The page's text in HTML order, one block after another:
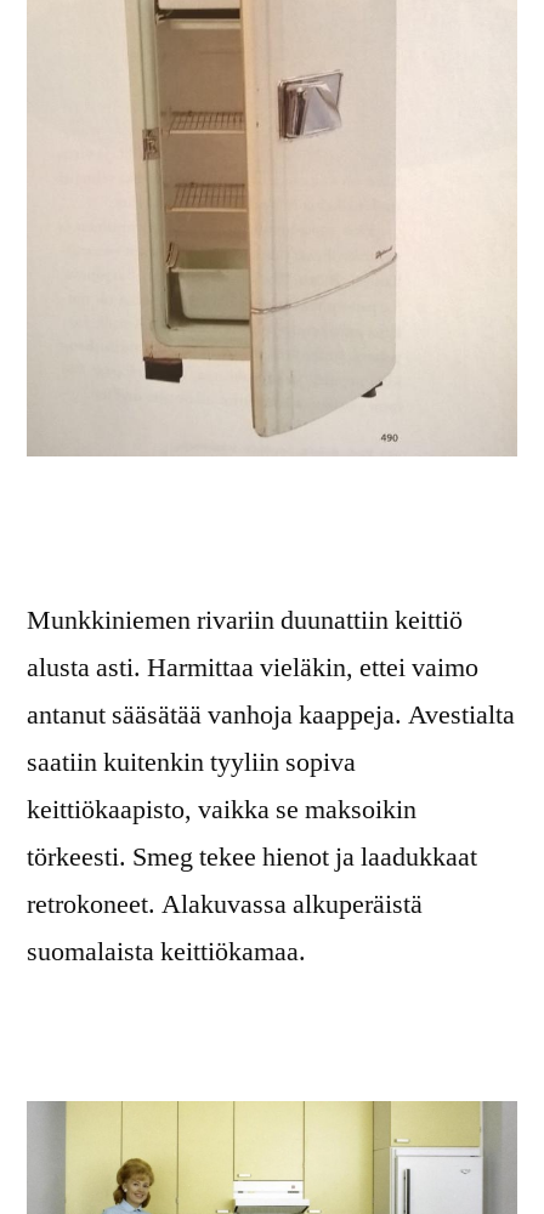
Munkkiniemen rivariin duunattiin keittiö
alusta asti. Harmittaa vieläkin, ettei vaimo
antanut sääsätää vanhoja kaappeja. Avestialta
saatiin kuitenkin tyyliin sopiva
keittiökaapisto, vaikka se maksoikin
törkeesti. Smeg tekee hienot ja laadukkaat
retrokoneet. Alakuvassa alkuperäistä
suomalaista keittiökamaa.